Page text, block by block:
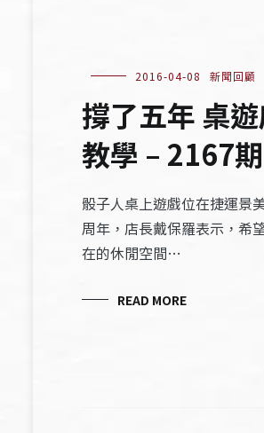
2016-04-08 新聞回顧
撐了五年 桌
教學 – 2167期
骰子人桌上遊戲位在捷運景
周年，店長戴保羅表示，希
在的休閒空間…
READ MORE